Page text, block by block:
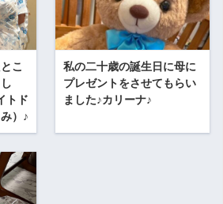
こ
トド
）♪
私の二十歳の誕生日に母に
プレゼントをさせてもらい
ました♪カリーナ♪